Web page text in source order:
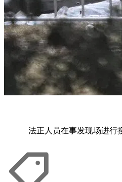
法正人员在事发现场进行